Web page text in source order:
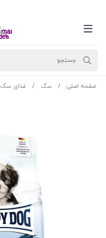
صفحه اصلی سگ غذای سگ